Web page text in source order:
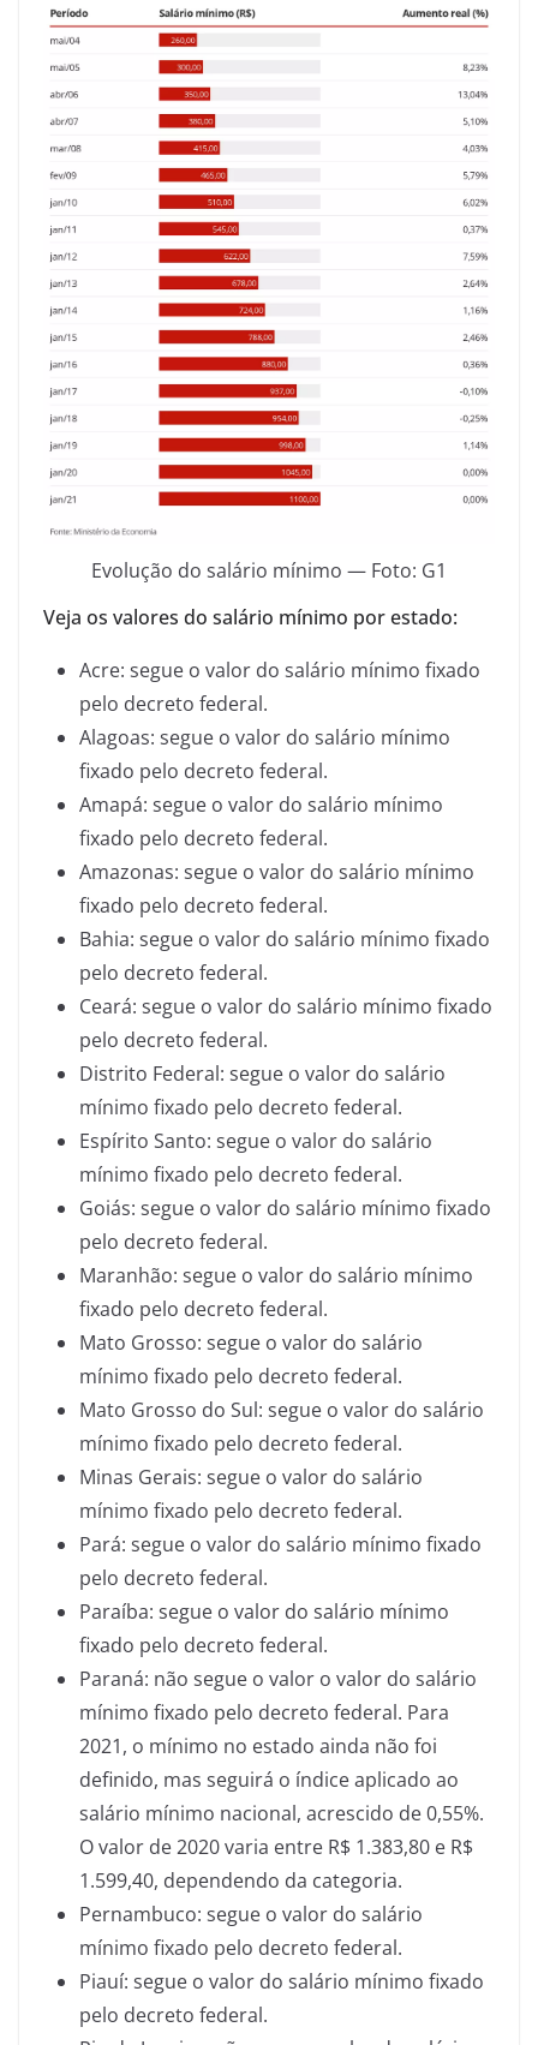
Evolução do salário mínimo — Foto: G1
Veja os valores do salário mínimo por estado:
Acre: segue o valor do salário mínimo fixado
pelo decreto federal.
Alagoas: segue o valor do salário mínimo
fixado pelo decreto federal.
Amapá: segue o valor do salário mínimo
fixado pelo decreto federal.
Amazonas: segue o valor do salário mínimo
fixado pelo decreto federal.
Bahia: segue o valor do salário mínimo fixado
pelo decreto federal.
Ceará: segue o valor do salário mínimo fixado
pelo decreto federal.
Distrito Federal: segue o valor do salário
mínimo fixado pelo decreto federal.
Espírito Santo: segue o valor do salário
mínimo fixado pelo decreto federal.
Goiás: segue o valor do salário mínimo fixado
pelo decreto federal.
Maranhão: segue o valor do salário mínimo
fixado pelo decreto federal.
Mato Grosso: segue o valor do salário
mínimo fixado pelo decreto federal.
Mato Grosso do Sul: segue o valor do salário
mínimo fixado pelo decreto federal.
Minas Gerais: segue o valor do salário
mínimo fixado pelo decreto federal.
Pará: segue o valor do salário mínimo fixado
pelo decreto federal.
Paraíba: segue o valor do salário mínimo
fixado pelo decreto federal.
Paraná: não segue o valor o valor do salário
mínimo fixado pelo decreto federal. Para
2021, o mínimo no estado ainda não foi
definido, mas seguirá o índice aplicado ao
salário mínimo nacional, acrescido de 0,55%.
O valor de 2020 varia entre R$ 1.383,80 e R$
1.599,40, dependendo da categoria.
Pernambuco: segue o valor do salário
mínimo fixado pelo decreto federal.
Piauí: segue o valor do salário mínimo fixado
pelo decreto federal.